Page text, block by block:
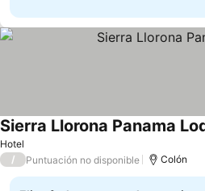
Hotel
Sierra Llorona Panama
/ Puntuación no disponible Colón